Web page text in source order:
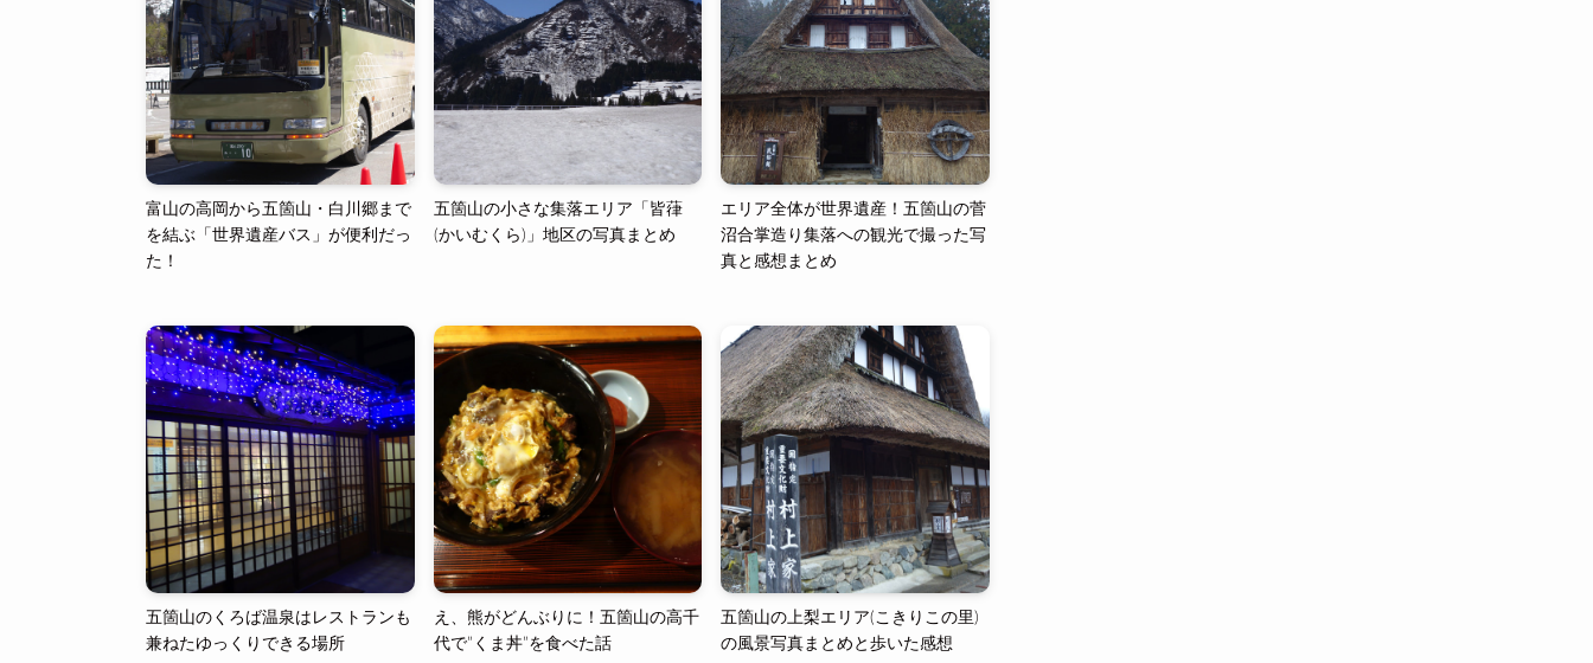
富山の高岡から五箇山・白川郷まで
を結ぶ「世界遺産バス」が便利だっ
た！
五箇山の小さな集落エリア「皆葎
(かいむくら)」地区の写真まとめ
エリア全体が世界遺産！五箇山の菅
沼合掌造り集落への観光で撮った写
真と感想まとめ
五箇山のくろば温泉はレストランも
兼ねたゆっくりできる場所
え、熊がどんぶりに！五箇山の高千
代で”くま丼”を食べた話
五箇山の上梨エリア(こきりこの里)
の風景写真まとめと歩いた感想